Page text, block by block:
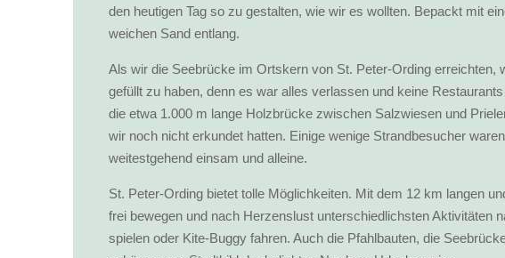
den heutigen Tag so zu gestalten, wie wir es wollten. Bepackt mit
weichen Sand entlang.
Als wir die Seebrücke im Ortskern von St. Peter-Ording
gefüllt zu haben, denn es war alles verlassen und keine
die etwa 1.000 m lange Holzbrücke zwischen Salzwiesen und
wir noch nicht erkundet hatten. Einige wenige Strandbesucher
weitestgehend einsam und alleine.
St. Peter-Ording bietet tolle Möglichkeiten. Mit dem 12 km langen
frei bewegen und nach Herzenslust unterschiedlichsten Aktivitäten
spielen oder Kite-Buggy fahren. Auch die Pfahlbauten, die